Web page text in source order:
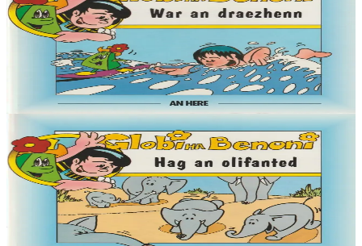
Globi ha Benoni - War an draezhenn (7)
« Demat, Globi eo ma anv, ha deuet on war an Douar da welet ma
mignon Benoni. Pell-pell amzer zo e oa ken brav ar blanedenn
m'edon o vevañ hag an Douar....
Er stok4,50 €
6 vloaz hag ouzhpenn
An Here
Globi ha Benoni - Hag an olifanted (6)
« Demat, Globi eo ma anv, ha deuet on war an Douar da welet ma
mignon Benoni. Pell-pell amzer zo e oa ken brav ar blanedenn
m'edon o vevañ hag an Douar....